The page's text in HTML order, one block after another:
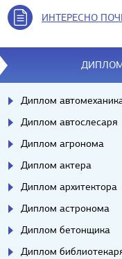
ИНТЕРЕСНО
Диплом
Диплом автослесаря
Диплом агронома
Диплом актера
Диплом архитектора
Диплом астронома
Диплом бетонщика
Диплом